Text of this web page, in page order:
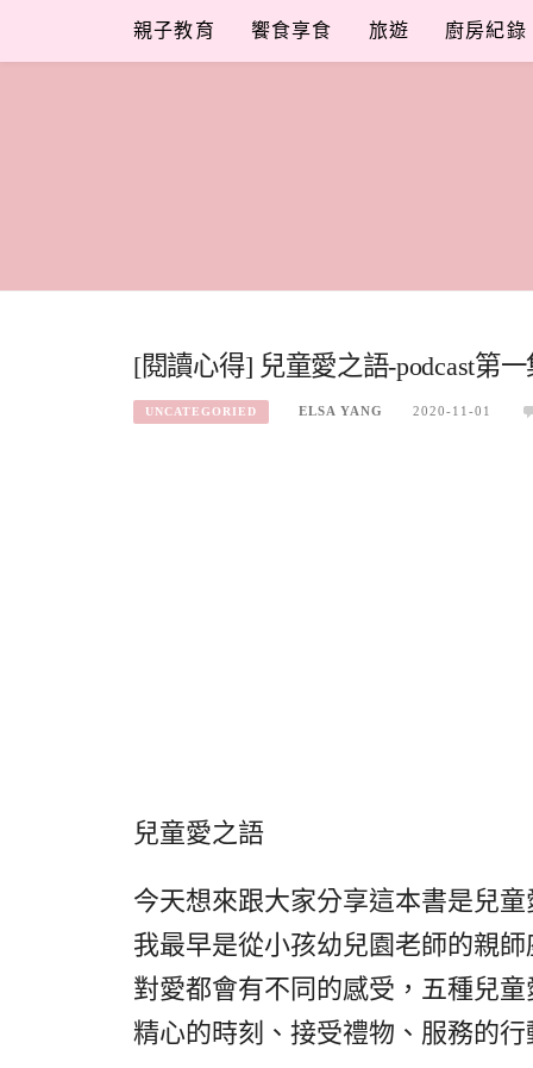
content
親子教育 饗食享食 旅遊 廚房紀錄
[閱讀心得] 兒童愛之語-podcast第一
UNCATEGORIED ELSA YANG 2020-11-01
兒童愛之語
今天想來跟大家分享這本書是兒
我最早是從小孩幼兒園老師的親
對愛都會有不同的感受，五種兒
精心的時刻、接受禮物、服務的行